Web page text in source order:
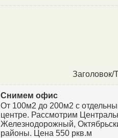
Заголовок/
Снимем офис
От 100м2 до 200м2 с
центре. Рассмотрим
Железнодорожный,
районы. Цена 550 ркв.м